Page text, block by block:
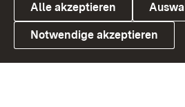
Link zum Landesportal
Alle akzeptieren
Notwendige akzeptieren